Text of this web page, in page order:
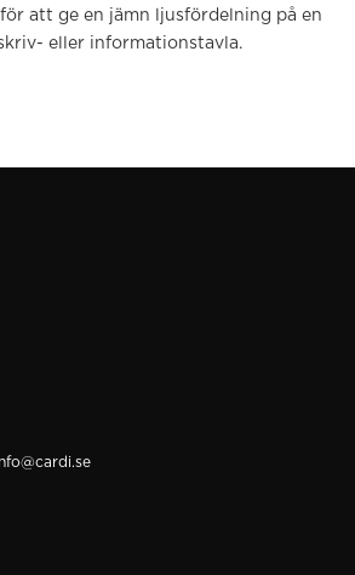
att ge en jämn ljusfördelning på en
eller informationstavla.